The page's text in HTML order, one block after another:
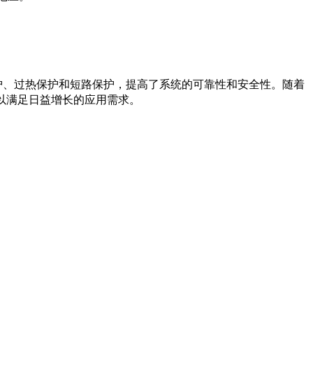
过热保护和短路保护，提高了系统的可靠性和安全性。随着
足日益增长的应用需求。